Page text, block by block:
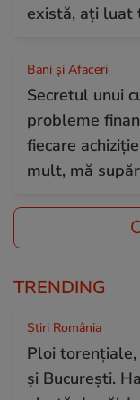
există, ați luat
Bani și Afaceri
Secretul unui
probleme
fiecare
mult, mă
TRENDING
Știri România
Ploi
și București.